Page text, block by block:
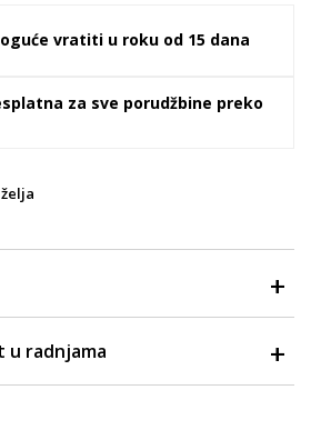
vratiti u roku od 15 dana
za sve porudžbine preko
u radnjama